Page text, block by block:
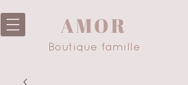
AMOR
Boutique famille